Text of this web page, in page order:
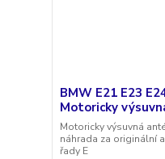
BMW E21 E23
Motoricky
Motoricky výsuvná
náhrada za originální
řady E